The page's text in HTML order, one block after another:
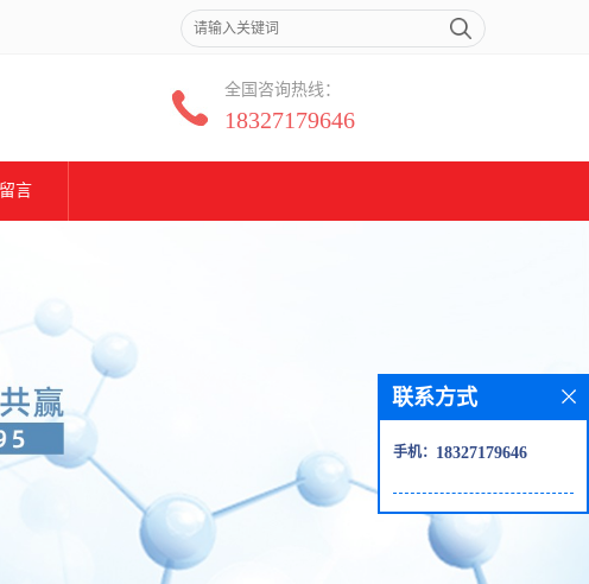
全国咨询热线：
18327179646
言
联系方式
手机： 18327179646